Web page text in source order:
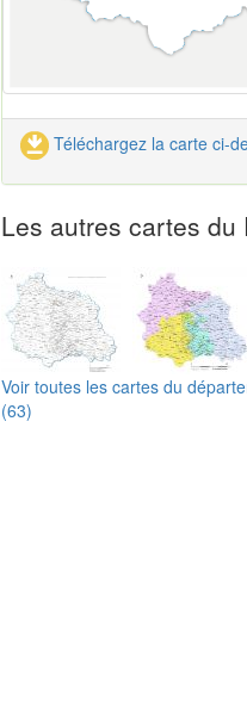
Téléchargez la carte ci-
Les autres cartes du
Voir toutes les cartes du
(63)